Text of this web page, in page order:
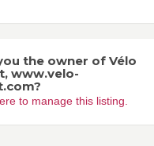
the owner of Vélo
www.velo-
to manage this listing.